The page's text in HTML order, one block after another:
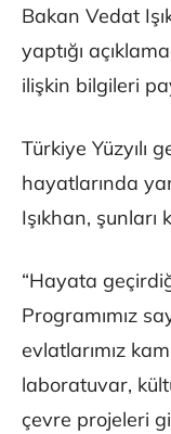
Bakan Vedat
yaptığı
ilişkin bilgileri
Türkiye Yüzyılı
hayatlarında
Işıkhan, şunları
“Hayata
Programımız
evlatlarımız
laboratuvar,
çevre projeleri